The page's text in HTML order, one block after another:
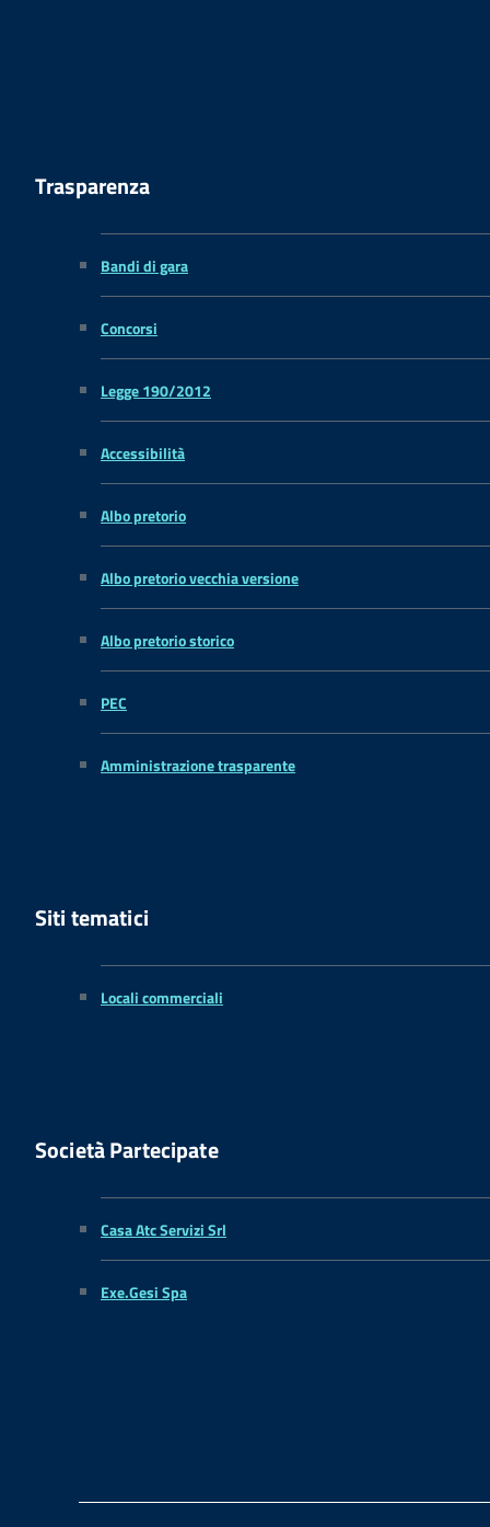
Trasparenza
Bandi di gara
Concorsi
Legge 190/2012
Accessibilità
Albo pretorio
Albo pretorio vecchia versione
Albo pretorio storico
PEC
Amministrazione trasparente
Siti tematici
Locali commerciali
Società Partecipate
Casa Atc Servizi Srl
Exe.Gesi Spa